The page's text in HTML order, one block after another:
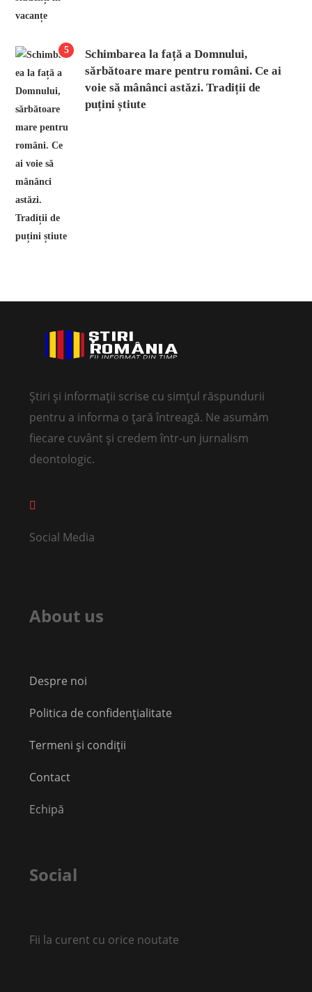
5
Schimbarea la față a Domnului,
sărbătoare mare pentru români. Ce ai
voie să mânânci astăzi. Tradiții de
puțini știute
Știri și informații scrise cu simțul răspundurii
pentru a informa o țară întreagă. Ne asumăm
fiecare cuvânt și credem într-un jurnalism
deontologic.
Social Media
About us
Despre noi
Politica de confidențialitate
Termeni și condiții
Contact
Echipă
Social
Fii la curent cu orice noutate